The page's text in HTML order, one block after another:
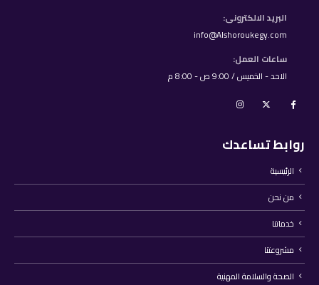
البريد الالكترونى:
info@Alshoroukegy.com
ساعات العمل:
الاحد - الخميس / 9:00 ص - 8:00 م
روابط تساعدك
الرئيسية
من نحن
خدماتنا
مشروعتنا
الصحة والسلامة المهنية